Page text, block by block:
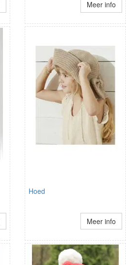
Meer info
Hoed
Meer info